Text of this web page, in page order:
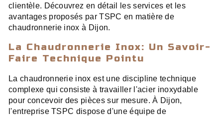
clientèle. Découvrez en détail les services et les
avantages proposés par TSPC en matière de
chaudronnerie inox à Dijon.
La Chaudronnerie Inox: Un Savoir-
Faire Technique Pointu
La chaudronnerie inox est une discipline technique
complexe qui consiste à travailler l'acier inoxydable
pour concevoir des pièces sur mesure. À Dijon,
l'entreprise TSPC dispose d'une équipe de